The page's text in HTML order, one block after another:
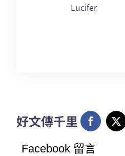
Lucifer
好文傳千里
Facebook 留言